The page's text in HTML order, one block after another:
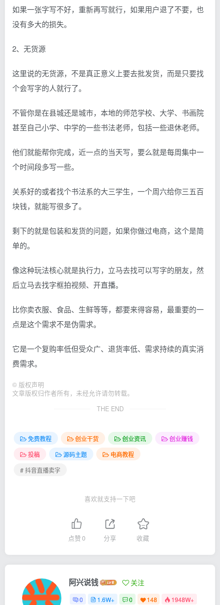
如果一张字写不好，重新再写就行，如果用户退了不要，也
没有多大的损失。
2、无货源
这里说的无货源，不是真正意义上要去批发货，而是只要找
个会写字的人就行了。
不管你是在县城还是城市，本地的师范学校、大学、书画院
甚至自己小学、中学的一些书法老师，包括一些退休老师。
他们就能帮你完成，近一点的当天写，要么就是每周集中一
个时间段多写一些。
关系好的或者找个书法系的大三学生，一个周六给你三五百
块钱，就能写很多了。
剩下的就是包装和发货的问题，如果你做过电商，这个是简
单的。
像这种玩法核心就是执行力，立马去找可以写字的朋友，然
后立马去找字框拍视频、开直播。
比你卖衣服、食品、生鲜等等，都要来得容易，最重要的一
点是这个需求不是伪需求。
它是一个复购率低但受众广、退货率低、需求持续的真实消
费需求。
© 版权声明
文章版权归作者所有，未经允许请勿转载。
THE END
免费教程 创业干货 创业资讯
创业赚钱
投稿
源码主题
电商教程
# 抖音直播卖字
喜欢就支持一下吧
点赞0 分享 收藏
阿兴说钱 关注
0 1.6W+ 0 148 1948W+